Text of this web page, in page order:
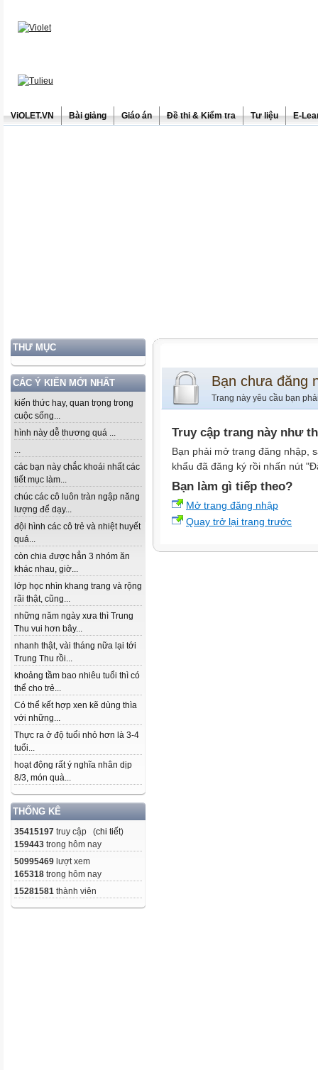
ViOLET.VN Bài giảng Giáo án Đề thi & Kiểm tra Tư liệu E-
THƯ MỤC
CÁC Ý KIẾN MỚI NHẤT
kiến thức hay, quan trọng trong
cuộc sống...
hình này dễ thương quá ...
...
các bạn này chắc khoái nhất các
tiết mục làm...
chúc các cô luôn tràn ngập năng
lượng để dạy...
đội hình các cô trẻ và nhiệt huyết
quá...
còn chia được hẳn 3 nhóm ăn
khác nhau, giờ...
lớp học nhìn khang trang và rộng
rãi thật, cũng...
những năm ngày xưa thì Trung
Thu vui hơn bây...
nhanh thật, vài tháng nữa lại tới
Trung Thu rồi...
khoảng tầm bao nhiêu tuổi thì có
thể cho trẻ...
Có thể kết hợp xen kẽ dùng thìa
với những...
Thực ra ở độ tuổi nhỏ hơn là 3-4
tuổi...
hoạt động rất ý nghĩa nhân dịp
8/3, món quà...
THỐNG KÊ
35415197 truy cập (chi tiết)
159443 trong hôm nay
50995469 lượt xem
165318 trong hôm nay
15281581 thành viên
Bạn chưa đăng
Trang này yêu cầu bạn
Truy cập trang này như
Bạn phải mở trang đăng nhập,
khẩu đã đăng ký rồi nhấn nút
Bạn làm gì tiếp theo?
Mở trang đăng nhập
Quay trở lại trang trước